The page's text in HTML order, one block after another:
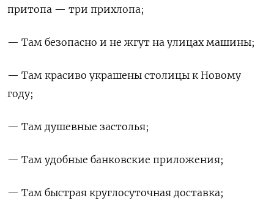
притопа — три прихлопа;
— Там безопасно и не жгут на улицах машины;
— Там красиво украшены столицы к Новому
году;
— Там душевные застолья;
— Там удобные банковские приложения;
— Там быстрая круглосуточная доставка;